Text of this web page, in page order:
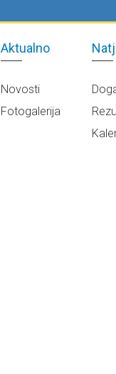
Aktualno
Novosti
Fotogalerija